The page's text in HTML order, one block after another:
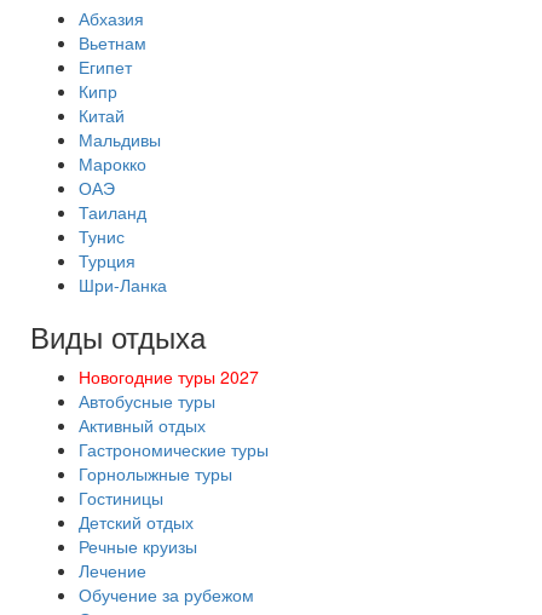
Абхазия
Вьетнам
Египет
Кипр
Китай
Мальдивы
Марокко
ОАЭ
Таиланд
Тунис
Турция
Шри-Ланка
Виды отдыха
Новогодние туры 2027
Автобусные туры
Активный отдых
Гастрономические туры
Горнолыжные туры
Гостиницы
Детский отдых
Речные круизы
Лечение
Обучение за рубежом